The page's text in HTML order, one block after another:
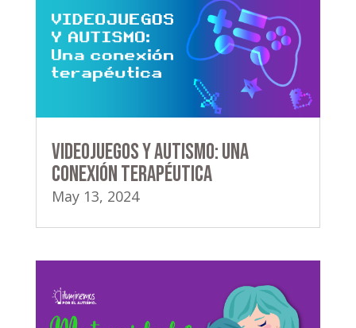
Videojuegos y Autismo: Una
Conexión Terapéutica
May 13, 2024